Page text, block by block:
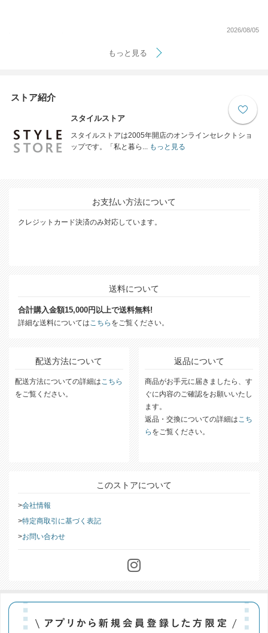
2026/08/05
もっと見る
ストア紹介
スタイルストア
スタイルストアは2005年開店のオンラインセレクトショ
ップです。「私と暮ら...もっと見る
お支払い方法について
クレジットカード決済のみ対応しています。
送料について
合計購入金額15,000円以上で送料無料!
詳細な送料についてはこちら をご覧ください。
配送方法について
配送方法についての詳細はこちら
をご覧ください。
返品について
商品がお手元に届きましたら、す
ぐに内容のご確認をお願いいたし
ます。
返品・交換についての詳細はこち
ら をご覧ください。
このストアについて
会社情報
特定商取引に基づく表記
お問い合わせ